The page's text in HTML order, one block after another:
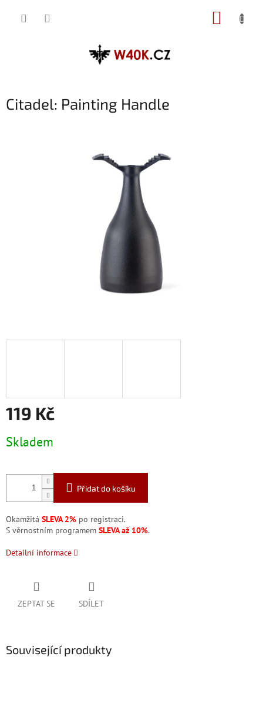
Citadel: Painting Handle
119 Kč
cena:
Skladem
Přidat do košíku
Okamžitá SLEVA 2% po registraci.
S věrnostním programem SLEVA až 10%.
Detailní informace
ZEPTAT SE SDÍLET
Související produkty